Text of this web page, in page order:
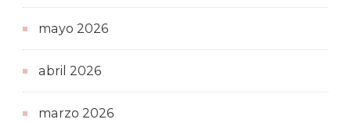
mayo 2026
abril 2026
marzo 2026